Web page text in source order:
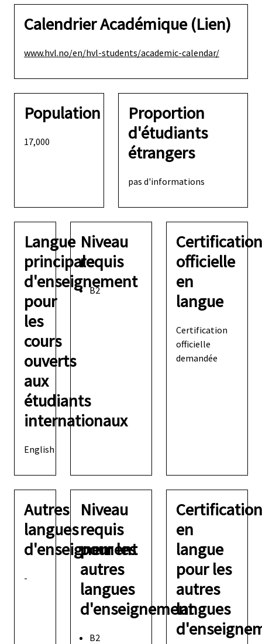
Calendrier Académique (Lien)
www.hvl.no/en/hvl-students/academic-calendar/
Population
17,000
Proportion
d'étudiants
étrangers
pas d'informations
Langue
principale
d'enseignement
pour
les
cours
ouverts
aux
étudiants
internationaux
English
Niveau
requis
B2
Certification
officielle
en
langue
Certification
officielle
demandée
Autres
langues
d'enseignement
-
Niveau
requis
pour les
autres
langues
d'enseignement
B2
Certification
en
langue
pour les
autres
langues